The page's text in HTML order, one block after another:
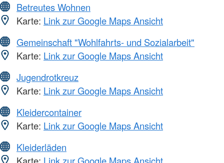
Betreutes Wohnen
Karte: Link zur Google Maps Ansicht
Gemeinschaft "Wohlfahrts- und Sozialarbeit"
Karte: Link zur Google Maps Ansicht
Jugendrotkreuz
Karte: Link zur Google Maps Ansicht
Kleidercontainer
Karte: Link zur Google Maps Ansicht
Kleiderläden